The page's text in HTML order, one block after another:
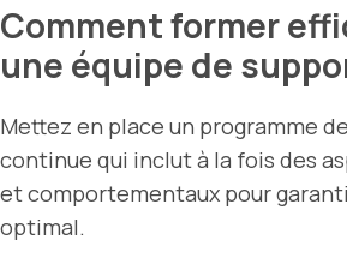
Comment former
une équipe de
Mettez en place un programme
continue qui inclut à la fois des
et comportementaux pour
optimal.